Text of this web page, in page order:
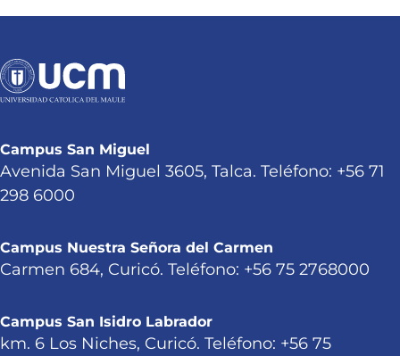
Campus San Miguel
Avenida San Miguel 3605, Talca. Teléfono: +56 71
298 6000
Campus Nuestra Señora del Carmen
Carmen 684, Curicó. Teléfono: +56 75 2768000
Campus San Isidro Labrador
km. 6 Los Niches, Curicó. Teléfono: +56 75